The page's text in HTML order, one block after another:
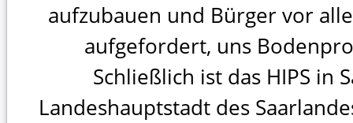
aufzubauen und Bürger vor
aufgefordert, uns
Schließlich ist das HIPS in
Landeshauptstadt des